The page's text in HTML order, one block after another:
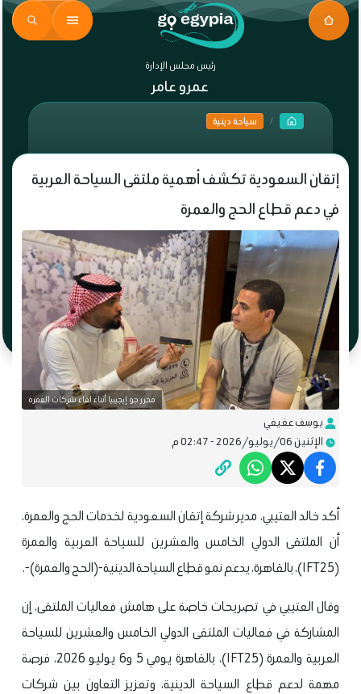
رئيس مجلس الإدارة
عمرو عامر
سياحة دينية
إتقان السعودية تكشف أهمية ملتقى السياحة العربية
في دعم قطاع الحج والعمرة
محرر جو إيجيبيا أثناء لقاء شركات العمرة
يوسف عفيفي
الإثنين 06/يوليو/2026 - 02:47 م
أكد خالد العتيبي، مدير شركة إتقان السعودية لخدمات الحج والعمرة،
أن الملتقى الدولي الخامس والعشرين للسياحة العربية والعمرة
(IFT25)، بالقاهرة، يدعم نمو قطاع السياحة الدينية-(الحج والعمرة)-.
وقال العتيبي في تصريحات خاصة على هامش فعاليات الملتقى، إن
المشاركة في فعاليات الملتقى الدولي الخامس والعشرين للسياحة
العربية والعمرة (IFT25)، بالقاهرة يومي 5 و6 يوليو 2026، فرصة
مهمة لدعم قطاع السياحة الدينية، وتعزيز التعاون بين شركات